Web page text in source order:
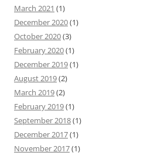
March 2021 (1)
December 2020(1)
October 2020(3)
February 2020(1)
December 2019(1)
August 2019(2)
March 2019(2)
February 2019(1)
September 2018(1)
December 2017(1)
November 2017(1)